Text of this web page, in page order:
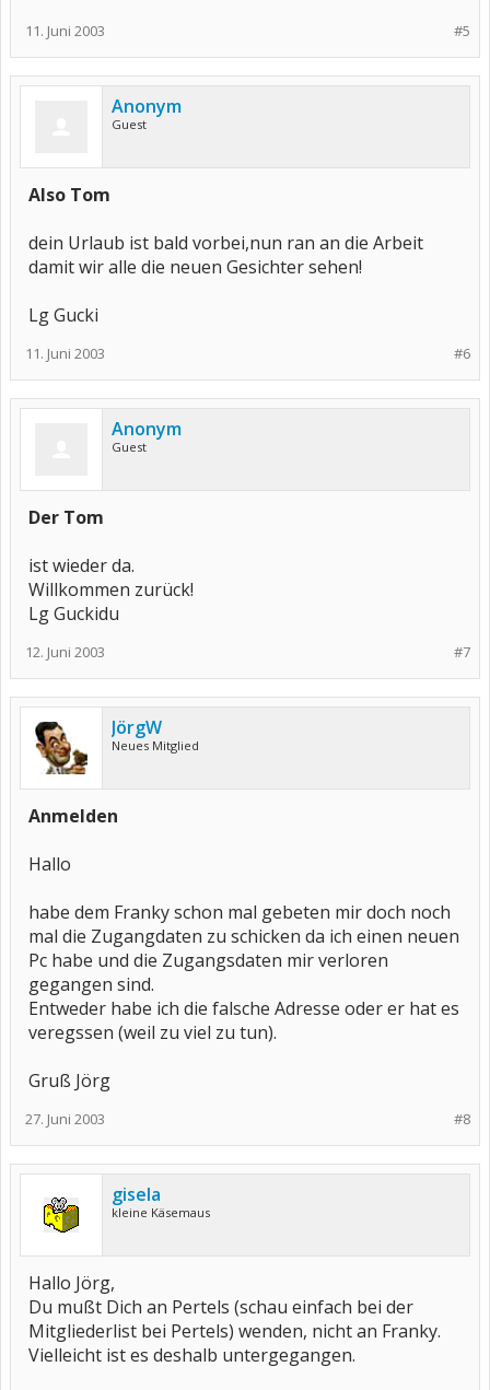
#5
11. Juni 2003
Anonym
Guest
Also Tom
dein Urlaub ist bald vorbei,nun ran an die Arbeit
damit wir alle die neuen Gesichter sehen!
Lg Gucki
#6
11. Juni 2003
Anonym
Guest
Der Tom
ist wieder da.
Willkommen zurück!
Lg Guckidu
#7
12. Juni 2003
JörgW
Neues Mitglied
Anmelden
Hallo
habe dem Franky schon mal gebeten mir doch noch
mal die Zugangdaten zu schicken da ich einen neuen
Pc habe und die Zugangsdaten mir verloren
gegangen sind.
Entweder habe ich die falsche Adresse oder er hat es
veregssen (weil zu viel zu tun).
Gruß Jörg
#8
27. Juni 2003
gisela
kleine Käsemaus
Hallo Jörg,
Du mußt Dich an Pertels (schau einfach bei der
Mitgliederlist bei Pertels) wenden, nicht an Franky.
Vielleicht ist es deshalb untergegangen.